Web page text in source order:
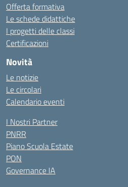
Offerta formativa
Le schede didattiche
I progetti delle classi
Certificazioni
Novità
Le notizie
Le circolari
Calendario eventi
I Nostri Partner
PNRR
Piano Scuola Estate
PON
Governance IA